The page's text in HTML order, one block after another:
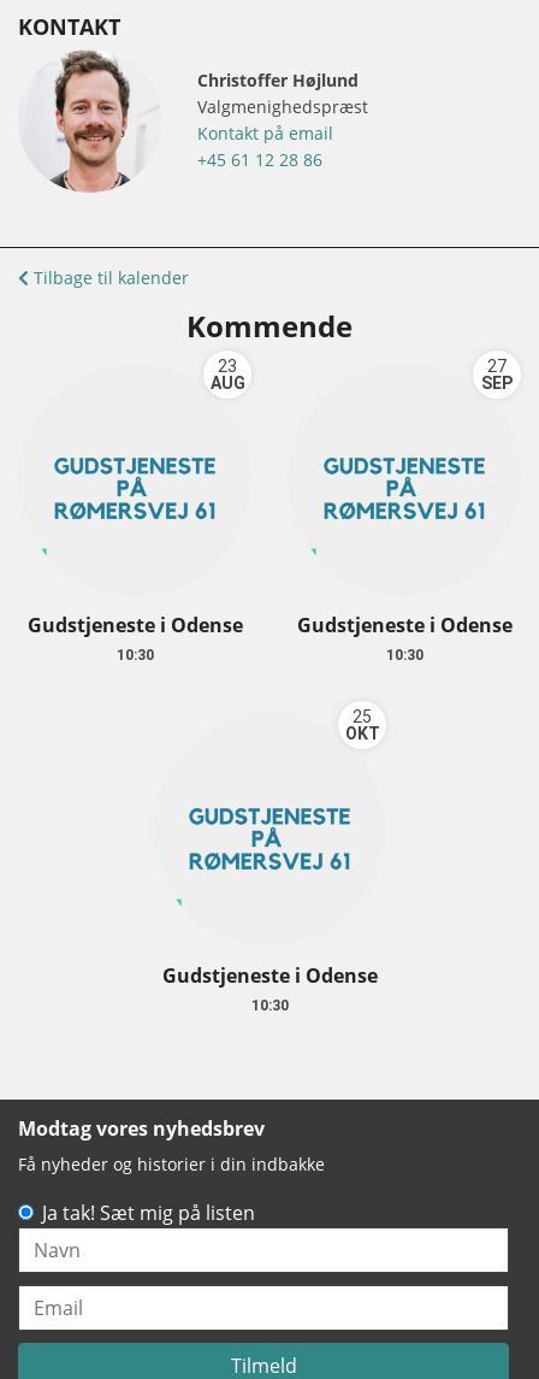
KONTAKT
Christoffer Højlund
Valgmenighedspræst
Kontakt på email
+45 61 12 28 86
Tilbage til kalender
Kommende
23
AUG
Gudstjeneste i Odense
10:30
27
SEP
Gudstjeneste i Odense
10:30
25
OKT
Gudstjeneste i Odense
10:30
Modtag vores nyhedsbrev
Få nyheder og historier i din indbakke
Ja tak! Sæt mig på listen
Navn
Email
Tilmeld